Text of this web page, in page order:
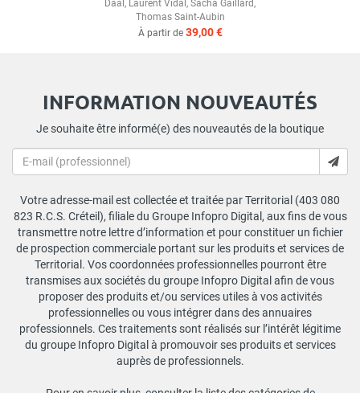
Daal, Laurent Vidal, Sacha Gaillard,
Thomas Saint-Aubin
À partir de 39,00 €
INFORMATION NOUVEAUTÉS
Je souhaite être informé(e) des nouveautés de la boutique
Votre adresse-mail est collectée et traitée par Territorial (403 080
823 R.C.S. Créteil), filiale du Groupe Infopro Digital, aux fins de vous
transmettre notre lettre d’information et pour constituer un fichier
de prospection commerciale portant sur les produits et services de
Territorial. Vos coordonnées professionnelles pourront être
transmises aux sociétés du groupe Infopro Digital afin de vous
proposer des produits et/ou services utiles à vos activités
professionnelles ou vous intégrer dans des annuaires
professionnels. Ces traitements sont réalisés sur l’intérêt légitime
du groupe Infopro Digital à promouvoir ses produits et services
auprès de professionnels.